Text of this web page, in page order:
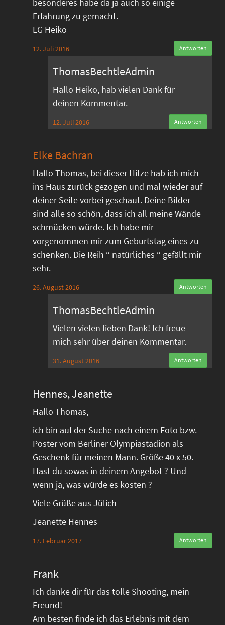
Erfahrung zu gemacht.
LG Heiko
12. Juli 2016 Antworten
ThomasBechtleAdmin
Hallo Heiko, hab vielen Dank für
deinen Kommentar.
12. Juli 2016 Antworten
Elke Bachran
Hallo Thomas, bei dieser Hitze hab ich mich
ins Haus zurück gezogen und mal wieder auf
deiner Seite vorbei geschaut. Deine Bilder
sind alle so schön, dass ich all meine Wände
schmücken würde. Ich habe mir
vorgenommen mir zum Geburtstag eines zu
schenken. Die Reih “ natürliches “ gefällt mir
sehr.
26. August 2016 Antworten
ThomasBechtleAdmin
Vielen vielen lieben Dank! Ich freue
mich sehr über deinen Kommentar.
31. August 2016 Antworten
Hennes, Jeanette
Hallo Thomas,
ich bin auf der Suche nach einem Foto bzw.
Poster vom Berliner Olympiastadion als
Geschenk für meinen Mann. Größe 40 x 50.
Hast du sowas in deinem Angebot ? Und
wenn ja, was würde es kosten ?
Viele Grüße aus Jülich
Jeanette Hennes
17. Februar 2017 Antworten
Frank
Ich danke dir für das tolle Shooting, mein
Freund!
Am besten finde ich das Erlebnis mit dem